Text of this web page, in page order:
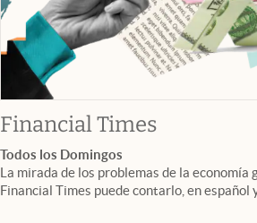
Financial Timesabre en
Todos los Domingos
La mirada de los problemas de la economía
Financial Times puede contarlo, en español